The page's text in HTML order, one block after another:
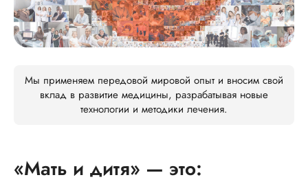
Мы применяем передовой мировой опыт и вносим свой
вклад в развитие медицины, разрабатывая новые
технологии и методики лечения.
«Мать и дитя» — это: